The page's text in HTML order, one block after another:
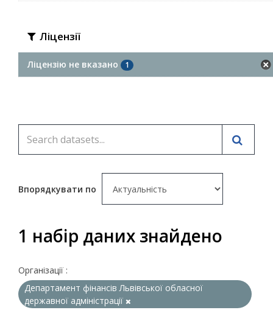
Ліцензії
Ліцензію не вказано 1
Впорядкувати по
1 набір даних знайдено
Організації :
Департамент фінансів Львівської обласної
державної адміністрації